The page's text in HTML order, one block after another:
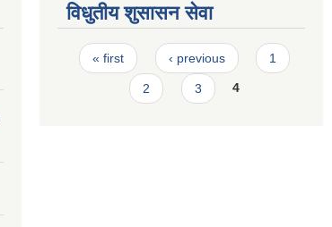
विधुतीय शुसासन सेवा
Pages
« first ‹ previous 1
2 3 4